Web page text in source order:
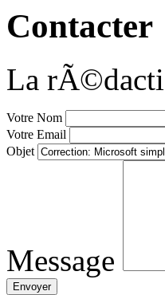
Contacter
La
Votre Nom
Votre Email
Objet
Message